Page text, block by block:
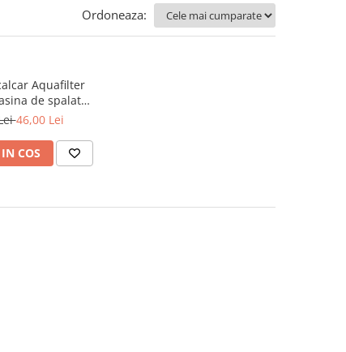
Ordoneaza:
Aquafilter
de spalat
46,00 Lei
COS